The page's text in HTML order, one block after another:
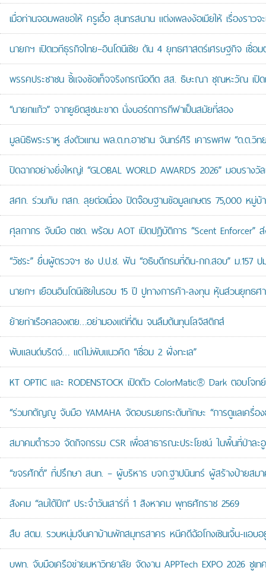
เมื่อท่านจอมพลขอให้ ครูเอื้อ สุนทรสนาน แต่งเพลงง้อเมียให้ เรื่องราวจะ
นายกฯ เปิดเวทีธุรกิจไทย–อินโดนีเซีย ดัน 4 ยุทธศาสตร์เศรษฐกิจ เ
พรรคประชาชน ชี้แจงข้อเท็จจริงกรณีอดีต สส. ธิษะณา ชุณหะวัณ เปิด
“นายกแก้ว” จากยูยิตสูชนะขาด นั่งบอร์ดการกีฬาเป็นสมัยที่สอง
มูลนิธิพระราหู ส่งตัวแทน พล.ต.ท.อาชาน จันทร์ศิริ เคารพศพ “ด.ต.วิท
ปิดฉากอย่างยิ่งใหญ่! “GLOBAL WORLD AWARDS 2026” มอบรา
สศก. ร่วมกับ กสก. ลุยต่อเนื่อง ปิดจ๊อบฐานข้อมูลเกษตร 75,000 หมู่
ศุลกากร จับมือ ตชด. พร้อม AOT เปิดปฏิบัติการ “Scent Enforcer”
“วัชระ” ยื่นผู้ตรวจฯ ชง ป.ป.ช. ฟัน “อธิบดีกรมที่ดิน-กก.สอบ” ม.157 ป
นายกฯ เยือนอินโดนีเซียในรอบ 15 ปี ปูทางการค้า-ลงทุน หุ้นส่วนยุทธศ
ย้ายท่าเรือคลองเตย…อย่ามองแต่ที่ดิน จนลืมต้นทุนโลจิสติกส์
พับแลนด์บริดจ์… แต่ไม่พับแนวคิด “เชื่อม 2 ฝั่งทะเล”
KT OPTIC และ RODENSTOCK เปิดตัว ColorMatic® Dark ตอบโจ
“ร่วมกตัญญู จับมือ YAMAHA จัดอบรมยกระดับทักษะ “การดูแลเครื่อ
สมาคมตำรวจ จัดกิจกรรม CSR เพื่อสาธารณะประโยชน์ ในพื้นที่ป่าละอู
“ขจรศักดิ์” ที่ปรึกษา สนท. – ผู้บริหาร บจก.ฐาปนินทร์ ผู้สร้างป้ายสม
สังคม “ลมใต้ปีก” ประจำวันเสาร์ที่ 1 สิงหาคม พุทธศักราช 2569
สืบ สตม. รวบหนุ่มจีนคาบ้านพักสมุทรสาคร หนีคดีฉ้อโกงเซินเจิ้น-แอบอ
บพท. จับมือเครือข่ายมหาวิทยาลัย จัดงาน APPTech EXPO 2026 ชูเ